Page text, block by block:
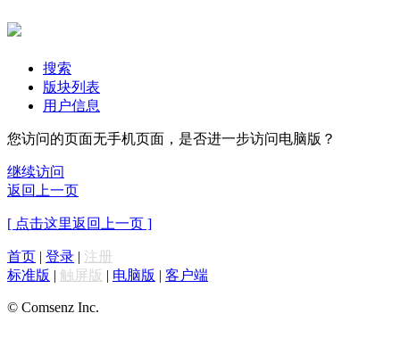
搜索
版块列表
用户信息
您访问的页面无手机页面，是否进一步访问电脑版？
继续访问
返回上一页
[ 点击这里返回上一页 ]
首页 | 登录 | 注册
标准版 | 触屏版 | 电脑版 | 客户端
© Comsenz Inc.